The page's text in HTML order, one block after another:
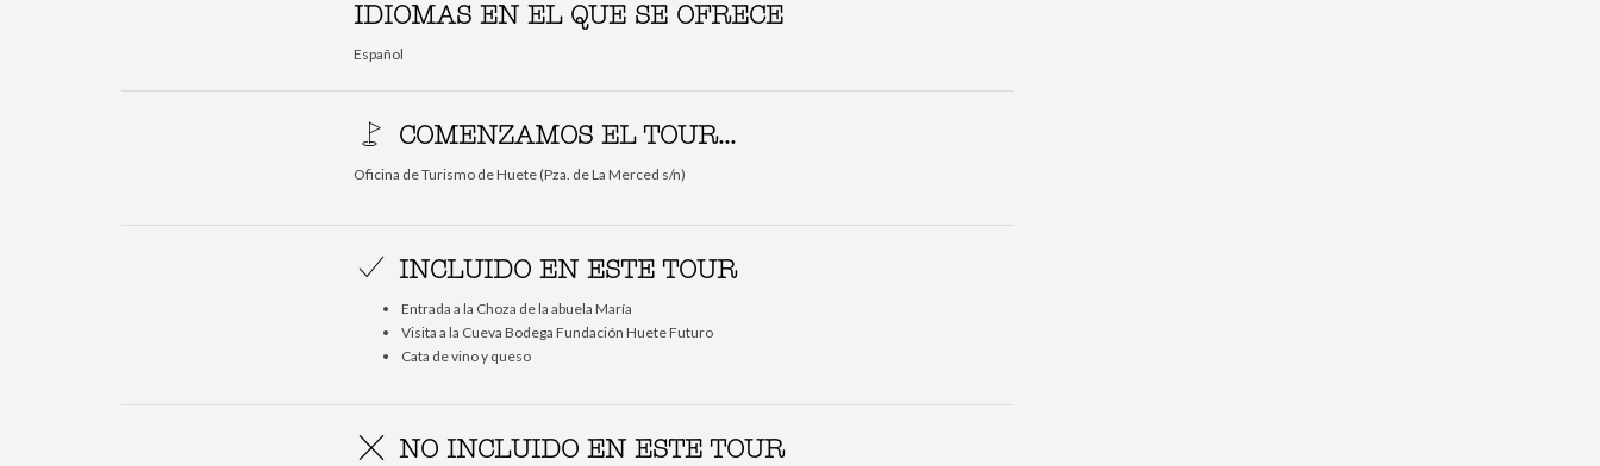
IDIOMAS EN EL QUE SE OFRECE
Español
COMENZAMOS EL TOUR...
Oficina de Turismo de Huete (Pza. de La Merced s/n)
INCLUIDO EN ESTE TOUR
Entrada a la Choza de la abuela María
Visita a la Cueva Bodega Fundación Huete Futuro
Cata de vino y queso
NO INCLUIDO EN ESTE TOUR